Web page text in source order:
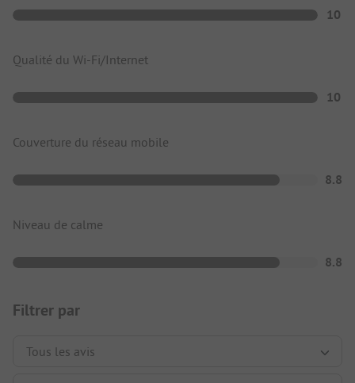
10
Qualité du Wi-Fi/Internet
10
Couverture du réseau mobile
8.8
Niveau de calme
8.8
Filtrer par